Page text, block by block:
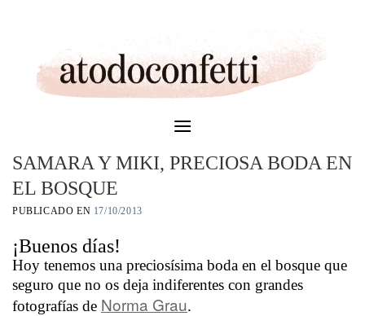
SAMARA Y MIKI, PRECIOSA BODA EN
EL BOSQUE
PUBLICADO EN 17/10/2013
¡Buenos días!
Hoy tenemos una preciosísima boda en el bosque que
seguro que no os deja indiferentes con grandes
fotografías de Norma Grau.